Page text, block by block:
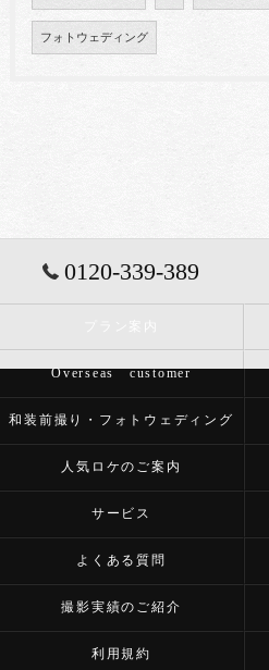
フォトウェディング
0120-339-389
Overseas customer
和装前撮り・フォトウェディング
人気ロケのご案内
サービス
よくある質問
撮影実績のご紹介
利用規約